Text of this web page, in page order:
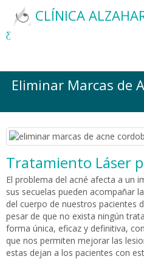
CLÍNICA
Eliminar Marcas de
Tratamiento Láser
El problema del acné afecta a un
sus secuelas pueden acompañar
del cuerpo de nuestros pacientes
pesar de que no exista ningún
forma única, eficaz y definitiva,
que nos permiten mejorar las
estas dejan a los pacientes con